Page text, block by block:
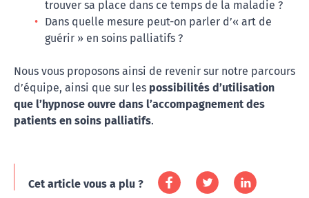
trouver sa place dans ce temps de la maladie ?
Dans quelle mesure peut-on parler d’« art de
guérir » en soins palliatifs ?
Nous vous proposons ainsi de revenir sur notre parcours
d’équipe, ainsi que sur les possibilités d’utilisation
que l’hypnose ouvre dans l’accompagnement des
patients en soins palliatifs.
Cet article vous a plu ?